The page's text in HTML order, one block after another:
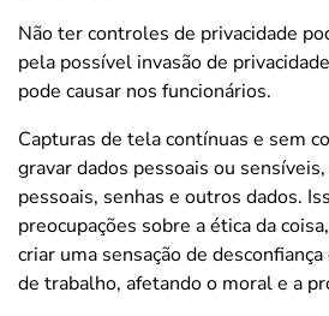
Não ter controles de privacidade
pela possível invasão de
pode causar nos funcionários.
Capturas de tela contínuas e sem
gravar dados pessoais ou
pessoais, senhas e outros dados.
preocupações sobre a ética da
criar uma sensação de
de trabalho, afetando o moral e a